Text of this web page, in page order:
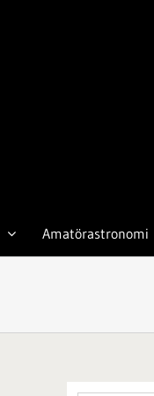
Amatörastronomi